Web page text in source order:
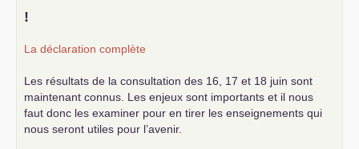
!
La déclaration complète
Les résultats de la consultation des 16, 17 et 18 juin sont
maintenant connus. Les enjeux sont importants et il nous
faut donc les examiner pour en tirer les enseignements qui
nous seront utiles pour l’avenir.